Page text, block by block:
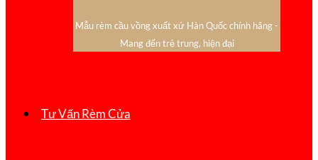
Mẫu rèm cầu vồng xuất xứ Hàn Quốc chính hãng -
Mang đến trẻ trung, hiện đại
Tư Vấn Rèm Cửa